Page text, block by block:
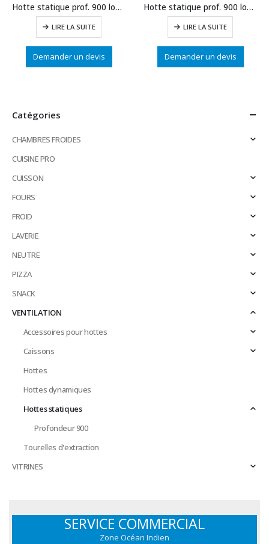
Hotte statique prof. 900 long.1500
LIRE LA SUITE
Demander un devis
Hotte statique prof. 900 long.1000
LIRE LA SUITE
Demander un devis
Catégories
CHAMBRES FROIDES
CUISINE PRO
CUISSON
FOURS
FROID
LAVERIE
NEUTRE
PIZZA
SNACK
VENTILATION
Accessoires pour hottes
Caissons
Hottes
Hottes dynamiques
Hottes statiques
Profondeur 900
Tourelles d'extraction
VITRINES
SERVICE COMMERCIAL
Zone Océan Indien